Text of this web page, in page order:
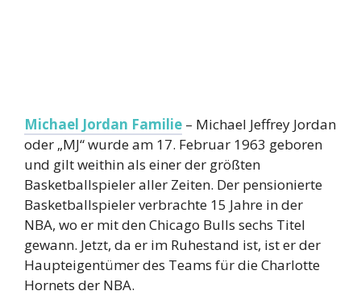
Michael Jordan Familie – Michael Jeffrey Jordan
oder „MJ“ wurde am 17. Februar 1963 geboren
und gilt weithin als einer der größten
Basketballspieler aller Zeiten. Der pensionierte
Basketballspieler verbrachte 15 Jahre in der
NBA, wo er mit den Chicago Bulls sechs Titel
gewann. Jetzt, da er im Ruhestand ist, ist er der
Haupteigentümer des Teams für die Charlotte
Hornets der NBA.